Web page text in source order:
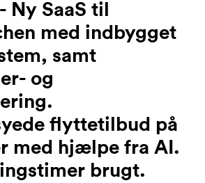
Ny SaaS til
med indbygget
samt
og
flyttetilbud på
med hjælpe fra AI.
brugt.